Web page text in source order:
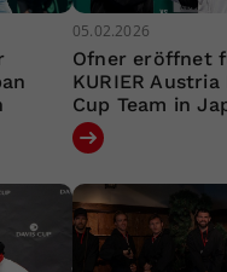
05.02.2026
Ofner eröffnet
KURIER Austria
Cup Team in